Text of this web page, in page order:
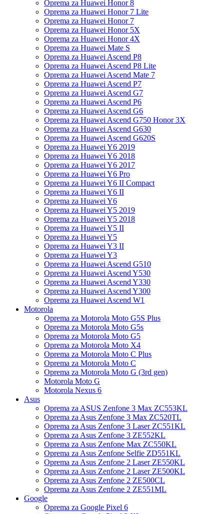
Oprema za Huawei Honor 8
Oprema za Huawei Honor 7 Lite
Oprema za Huawei Honor 7
Oprema za Huawei Honor 5X
Oprema za Huawei Honor 4X
Oprema za Huawei Mate S
Oprema za Huawei Ascend P8
Oprema za Huawei Ascend P8 Lite
Oprema za Huawei Ascend Mate 7
Oprema za Huawei Ascend P7
Oprema za Huawei Ascend G7
Oprema za Huawei Ascend P6
Oprema za Huawei Ascend G6
Oprema za Huawei Ascend G750 Honor 3X
Oprema za Huawei Ascend G630
Oprema za Huawei Ascend G620S
Oprema za Huawei Y6 2019
Oprema za Huawei Y6 2018
Oprema za Huawei Y6 2017
Oprema za Huawei Y6 Pro
Oprema za Huawei Y6 II Compact
Oprema za Huawei Y6 II
Oprema za Huawei Y6
Oprema za Huawei Y5 2019
Oprema za Huawei Y5 2018
Oprema za Huawei Y5 II
Oprema za Huawei Y5
Oprema za Huawei Y3 II
Oprema za Huawei Y3
Oprema za Huawei Ascend G510
Oprema za Huawei Ascend Y530
Oprema za Huawei Ascend Y330
Oprema za Huawei Ascend Y300
Oprema za Huawei Ascend W1
Motorola
Oprema za Motorola Moto G5S Plus
Oprema za Motorola Moto G5s
Oprema za Motorola Moto G5
Oprema za Motorola Moto X4
Oprema za Motorola Moto C Plus
Oprema za Motorola Moto C
Oprema za Motorola Moto G (3rd gen)
Motorola Moto G
Motorola Nexus 6
Asus
Oprema za ASUS Zenfone 3 Max ZC553KL
Oprema za Asus Zenfone 3 Max ZC520TL
Oprema za Asus Zenfone 3 Laser ZC551KL
Oprema za Asus Zenfone 3 ZE552KL
Oprema za Asus Zenfone Max ZC550KL
Oprema za Asus Zenfone Selfie ZD551KL
Oprema za Asus Zenfone 2 Laser ZE550KL
Oprema za Asus Zenfone 2 Laser ZE500KL
Oprema za Asus Zenfone 2 ZE500CL
Oprema za Asus Zenfone 2 ZE551ML
Google
Oprema za Google Pixel 6